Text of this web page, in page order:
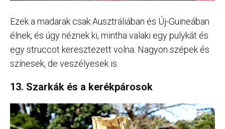
Ezek a madarak csak Ausztráliában és Új-Guineában
élnek, és úgy néznek ki, mintha valaki egy pulykát és
egy struccot keresztezett volna. Nagyon szépek és
színesek, de veszélyesek is.
13. Szarkák és a kerékpárosok